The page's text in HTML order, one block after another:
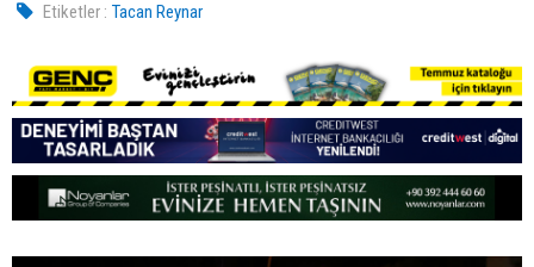
Etiketler : Tacan Reynar